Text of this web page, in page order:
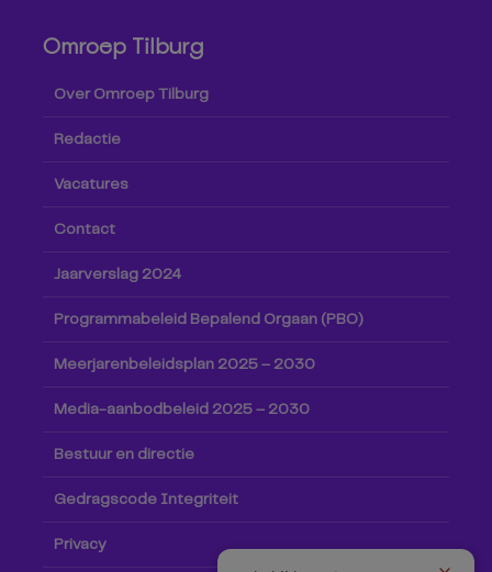
Omroep Tilburg
Over Omroep Tilburg
Redactie
Vacatures
Contact
Jaarverslag 2024
Programmabeleid Bepalend Orgaan (PBO)
Meerjarenbeleidsplan 2025 – 2030
Media-aanbodbeleid 2025 – 2030
Bestuur en directie
Gedragscode Integriteit
Privacy